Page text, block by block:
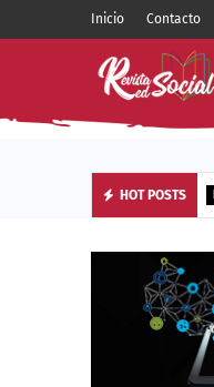
Inicio Contacto
HOT POSTS